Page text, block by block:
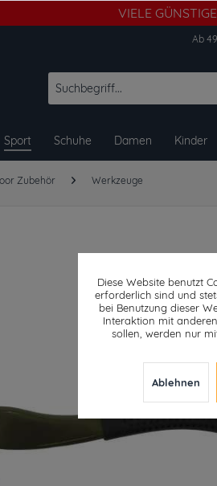
VIELE
Ab
Sport Schuhe Damen Kinder
Zubehör Werkzeuge
Diese Website benutzt
erforderlich sind und
bei Benutzung dieser
Interaktion mit
sollen, werden nur
Ablehnen